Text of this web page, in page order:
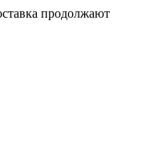
продолжают